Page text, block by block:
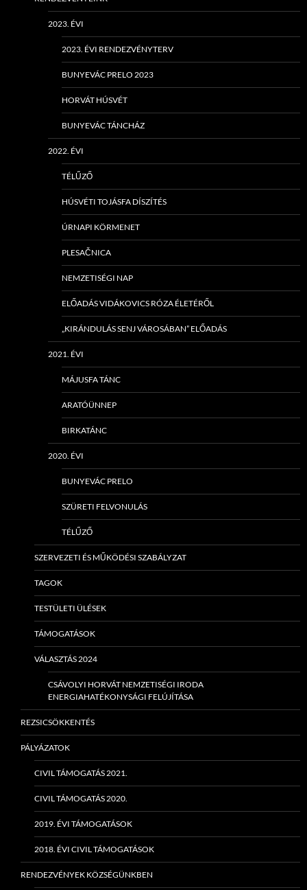
2023. ÉVI
2023. ÉVI RENDEZVÉNYTERV
BUNYEVÁC PRELO 2023
HORVÁT HÚSVÉT
BUNYEVÁC TÁNCHÁZ
2022. ÉVI
TÉLŰZŐ
HÚSVÉTI TOJÁSFA DÍSZÍTÉS
ÚRNAPI KÖRMENET
PLESAČNICA
NEMZETISÉGI NAP
ELŐADÁS VIDÁKOVICS RÓZA ÉLETÉRŐL
„KIRÁNDULÁS SENJ VÁROSÁBAN” ELŐADÁS
2021. ÉVI
MÁJUSFA TÁNC
ARATÓÜNNEP
BIRKATÁNC
2020. ÉVI
BUNYEVÁC PRELO
SZÜRETI FELVONULÁS
TÉLŰZŐ
SZERVEZETI ÉS MŰKÖDÉSI SZABÁLYZAT
TAGOK
TESTÜLETI ÜLÉSEK
TÁMOGATÁSOK
VÁLASZTÁS 2024
CSÁVOLYI HORVÁT NEMZETISÉGI IRODA
ENERGIAHATÉKONYSÁGI FELÚJÍTÁSA
REZSICSÖKKENTÉS
PÁLYÁZATOK
CIVIL TÁMOGATÁS 2021.
CIVIL TÁMOGATÁS 2020.
2019. ÉVI TÁMOGATÁSOK
2018. ÉVI CIVIL TÁMOGATÁSOK
RENDEZVÉNYEK KÖZSÉGÜNKBEN